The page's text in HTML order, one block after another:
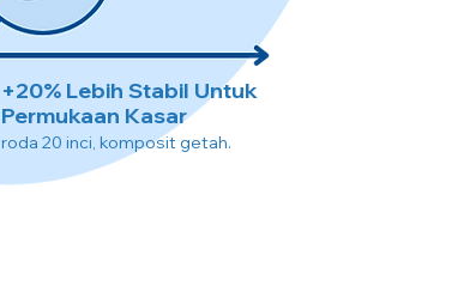
+20% Lebih Stabil Untuk
Permukaan Kasar
roda 20 inci, komposit getah.